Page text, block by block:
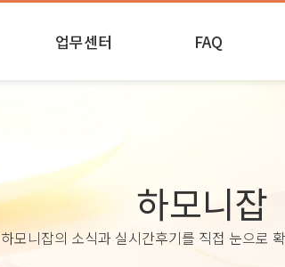
업무센터 FAQ
하모니잡
하모니잡의 소식과 실시간후기를 직접 눈으로